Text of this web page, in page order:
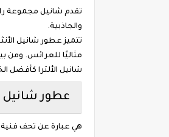
تقدم شانيل مجموعة
والجاذبية.
تتميز عطور شانيل
شانيل الألترا كأفضل
عطور شانيل
هي عبارة عن تحف فنية